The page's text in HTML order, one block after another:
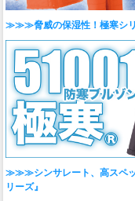
≫≫≫脅威の保湿性！極寒シリ
≫≫≫シンサレート、高スペッ
リーズ』